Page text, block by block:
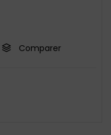
Comparer